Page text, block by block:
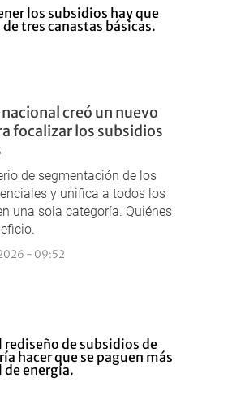
creó un nuevo
focalizar los subsidios
de segmentación de los
y unifica a todos los
una sola categoría. Quiénes
2026 - 09:52